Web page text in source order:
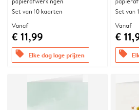
Set van 10 kaarten
Vanaf
€ 11,99
offers Elke dag lage prijzen
Set van
Vanaf
€
offers